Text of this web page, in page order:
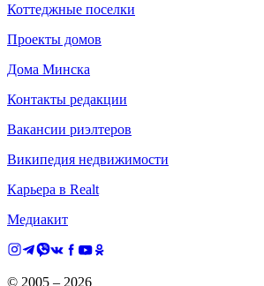
Коттеджные поселки
Проекты домов
Дома Минска
Контакты редакции
Вакансии риэлтеров
Википедия недвижимости
Карьера в Realt
Медиакит
© 2005 – 2026